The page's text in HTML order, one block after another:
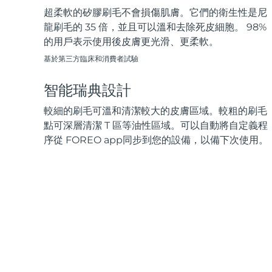
超柔軟的矽膠刷毛不會損傷肌膚。它們的衛生性是尼
龍刷毛的 35 倍，並且可以溫和去除死皮細胞。 98%
的用戶表示使用後皮膚更光滑、更柔軟。
基於第三方臨床和消費者試驗
智能瑞典設計
較細的刷毛可溫和清潔較大的皮膚區域。較粗的刷毛
點可深層清潔 T 區等油性區域。可以自動將自定義程
序從 FOREO app同步到您的設備，以備下次使用。